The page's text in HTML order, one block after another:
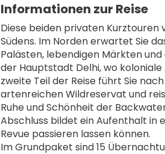
Informationen zur Reise
Diese beiden privaten
Südens. Im Norden erwartet Sie
Palästen, lebendigen Märkten
der Hauptstadt Delhi, wo
zweite Teil der Reise führt Sie
artenreichen Wildreservat und
Ruhe und Schönheit der
Abschluss bildet ein Aufenthalt in
Revue passieren lassen können.
Im Grundpaket sind 15